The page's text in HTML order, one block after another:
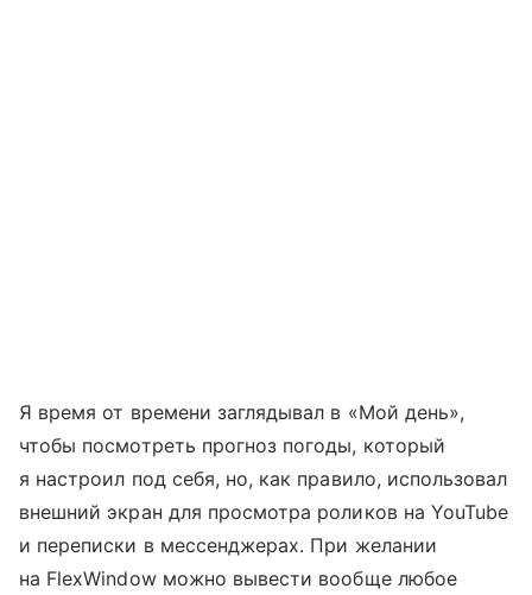
Я время от времени заглядывал в «Мой день»,
чтобы посмотреть прогноз погоды, который
я настроил под себя, но, как правило, использовал
внешний экран для просмотра роликов на YouTube
и переписки в мессенджерах. При желании
на FlexWindow можно вывести вообще любое